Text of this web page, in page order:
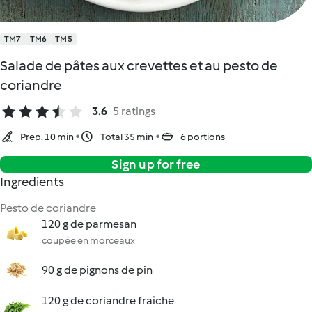
TM7 TM6 TM5
Salade de pâtes aux crevettes et au pesto de
coriandre
3.6 5 ratings
Prep. 10 min Total 35 min 6 portions
Sign up for free
Ingredients
Pesto de coriandre
120 g de parmesan
coupée en morceaux
90 g de pignons de pin
120 g de coriandre fraîche